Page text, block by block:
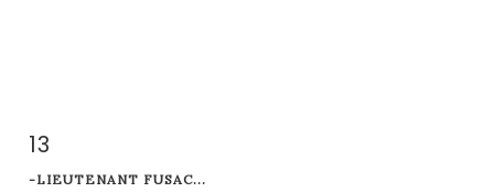
Fiche détaillée
13
-LIEUTENANT FUSAC...